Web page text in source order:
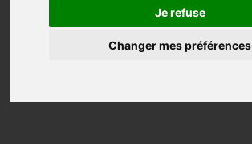
Je refuse
Changer mes préférences